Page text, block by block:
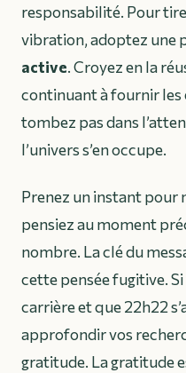
responsabilité. Pour
vibration, adoptez une
active. Croyez en la
continuant à fournir les
tombez pas dans
l’univers s’en occupe.
Prenez un instant pour
pensiez au moment
nombre. La clé du
cette pensée fugitive.
carrière et que 22h22
approfondir vos
gratitude. La gratitude